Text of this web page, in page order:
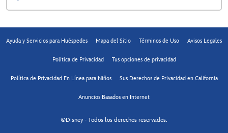
Ayuda y Servicios para Huéspedes Mapa del Sitio Términos de Uso Avisos Legales
Política de Privacidad Tus opciones de privacidad
Política de Privacidad En Línea para Niños Sus Derechos de Privacidad en California
Anuncios Basados en Internet
©Disney - Todos los derechos reservados.